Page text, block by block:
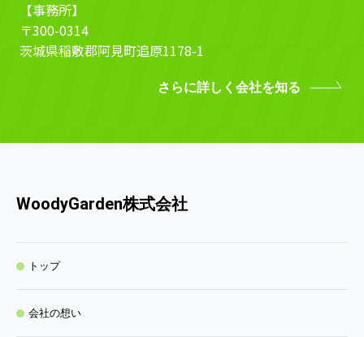
【事務所】
〒300-0314
茨城県稲敷郡阿見町追原1178-1
さらに詳しく会社を知る
WoodyGarden株式会社
トップ
会社の想い